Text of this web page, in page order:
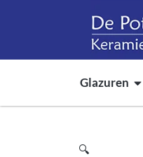
Glazuren
🔍